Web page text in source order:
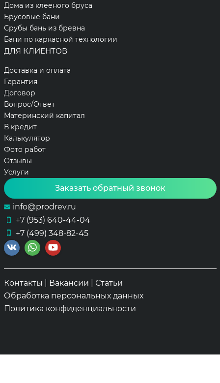
Дома из клееного бруса
Брусовые бани
Срубы бань из бревна
Бани по каркасной технологии
ДЛЯ КЛИЕНТОВ
Доставка и оплата
Гарантия
Договор
Вопрос/Ответ
Материнский капитал
В кредит
Калькулятор
Фото работ
Отзывы
Услуги
Заказать обратный звонок
info@prodrev.ru
+7 (953) 640-44-04
+7 (499) 348-82-45
Контакты Вакансии
Статьи
Обработка персональных данных
Политика конфиденциальности